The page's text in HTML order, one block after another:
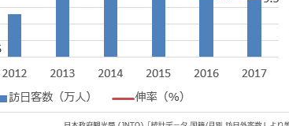
Marketing
that gives
Results
“GoLive”